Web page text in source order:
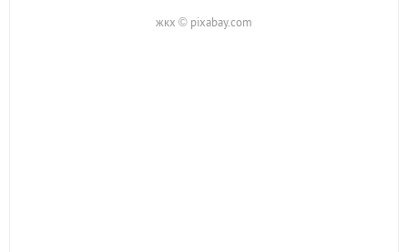
жкх © pixabay.com